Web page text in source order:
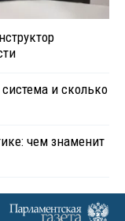
и сколько
чем знаменит